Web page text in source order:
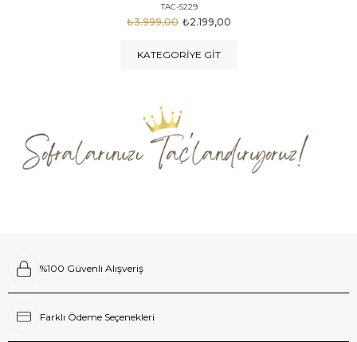
TAC-5040
₺2.999,00
₺4.289,00
KATEGORIYE GIT
%100 Güvenli Alışveriş
Farklı Ödeme Seçenekleri